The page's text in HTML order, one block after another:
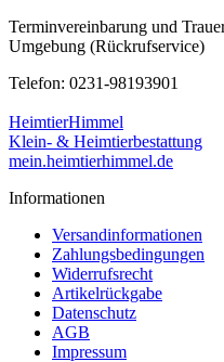
Terminvereinbarung und
Umgebung (Rückrufservice)
Telefon: 0231-98193901
HeimtierHimmel
Klein- & Heimtierbestattung
mein.heimtierhimmel.de
Informationen
Versandinformationen
Zahlungsbedingungen
Widerrufsrecht
Artikelrückgabe
Datenschutz
AGB
Impressum